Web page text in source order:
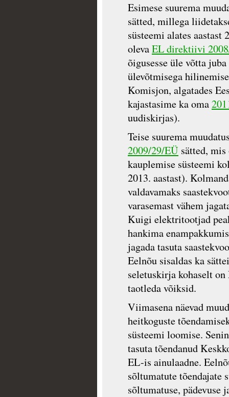
Esimese suurema
sätted, millega
süsteemi alates aastast
olevaEL direktiivi
õigusesse üle võtta
ülevõtmisega
Komisjon, algatades
kajastasime ka oma
uudiskirjas).
Teise suurema
2009/29/EÜ sätted,
kauplemise süsteemi
2013. aastast).
valdavamaks
varasemast vähem
Kuigi elektritootjad
hankima
jagada tasuta
Eelnõu sisaldas ka
seletuskirja kohaselt
taotleda võiksid.
Viimasena näevad
heitkoguste
süsteemi loomise.
tasuta tõendanud
EL-is ainulaadne.
sõltumatute tõendajate
sõltumatuse, pädevuse